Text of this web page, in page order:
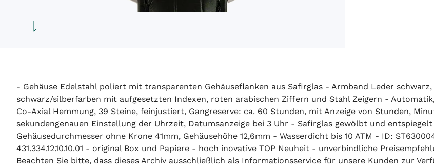
- Gehäuse Edelstahl poliert mit transparenten Gehäuseflanken aus Safirglas - Armband Leder
schwarz/silberfarben mit aufgesetzten Indexen, roten arabischen Ziffern und Stahl Zeigern -
Co-Axial Hemmung, 39 Steine, feinjustiert, Gangreserve: ca. 60 Stunden, mit Anzeige von Stunden,
sekundengenauen Einstellung der Uhrzeit, Datumsanzeige bei 3 Uhr - Safirglas gewölbt und
Gehäusedurchmesser ohne Krone 41mm, Gehäusehöhe 12,6mm - Wasserdicht bis 10 ATM - ID:
431.334.12.10.10.01 - original Box und Papiere - hoch inovative TOP Neuheit - unverbindliche
Beachten Sie bitte, dass dieses Archiv ausschließlich als Informationsservice für unsere Kunden zur